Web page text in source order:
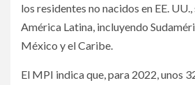
los residentes no nacidos en EE.
América Latina, incluyendo
México y el Caribe.
El MPI indica que, para 2022, unos